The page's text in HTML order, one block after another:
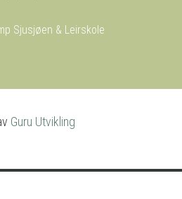
Sjusjøen & Leirskole
Guru Utvikling